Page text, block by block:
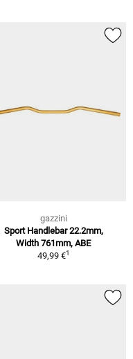
gazzini
Sport Handlebar 22.2mm,
Width 761mm, ABE
49,99 €1